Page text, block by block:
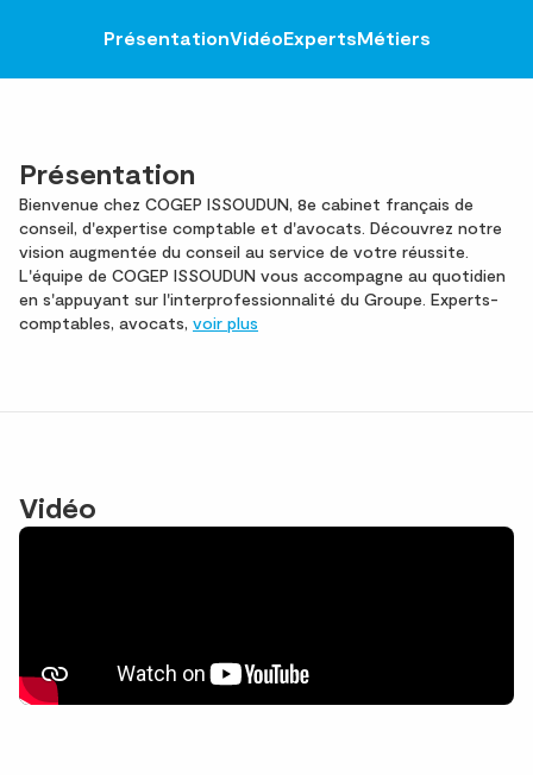
PrésentationVidéoExpertsMétiers
Présentation
Bienvenue chez COGEP ISSOUDUN, 8e cabinet français de
conseil, d'expertise comptable et d'avocats. Découvrez notre
vision augmentée du conseil au service de votre réussite.
L'équipe de COGEP ISSOUDUN vous accompagne au quotidien
en s'appuyant sur l'interprofessionnalité du Groupe. Experts-
comptables, avocats, voir plus
Vidéo